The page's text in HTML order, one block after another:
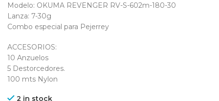
Modelo: OKUMA REVENGER RV-S-602m-180-30
Lanza: 7-30g
Combo especial para Pejerrey
ACCESORIOS:
10 Anzuelos
5 Destorcedores.
100 mts Nylon
2 in stock